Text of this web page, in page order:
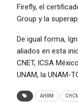
Firefly, el
Group y la
De igual forma,
aliados en esta
CNET, ICSA
UNAM, la UNAM-
AHRM